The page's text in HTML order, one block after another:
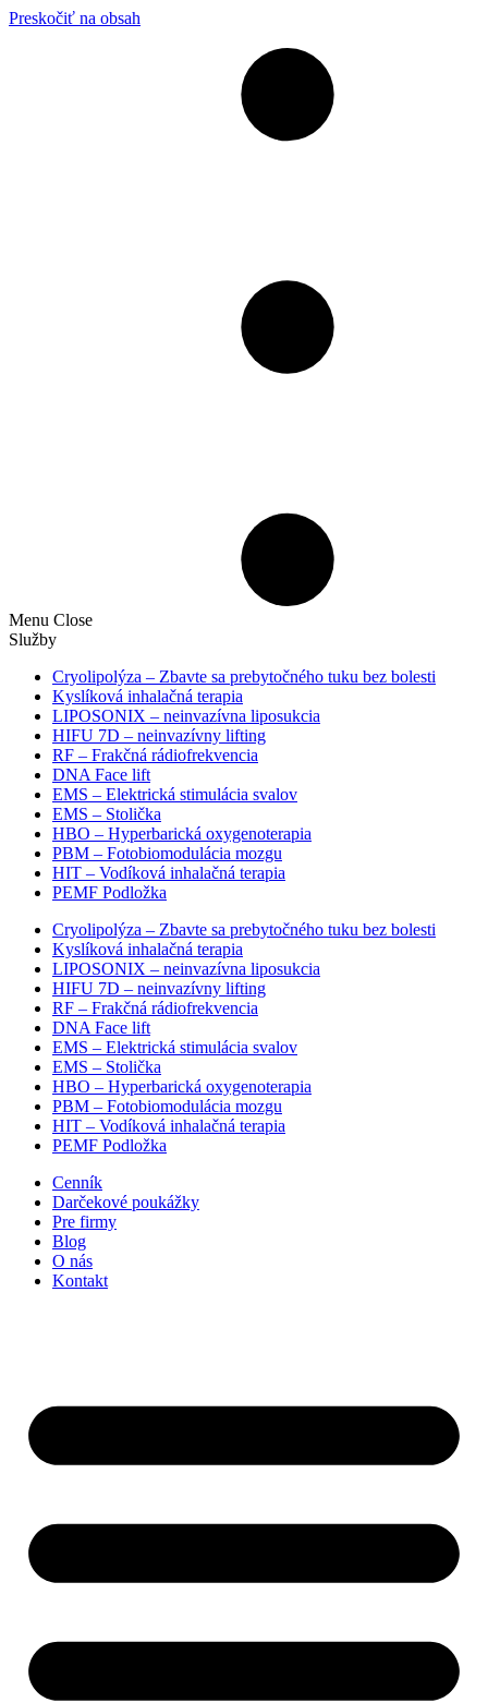
Preskočiť na obsah
Menu Close
Služby
Cryolipolýza – Zbavte sa prebytočného tuku bez bolesti
Kyslíková inhalačná terapia
LIPOSONIX – neinvazívna liposukcia
HIFU 7D – neinvazívny lifting
RF – Frakčná rádiofrekvencia
DNA Face lift
EMS – Elektrická stimulácia svalov
EMS – Stolička
HBO – Hyperbarická oxygenoterapia
PBM – Fotobiomodulácia mozgu​
HIT – Vodíková inhalačná terapia
PEMF Podložka
Cryolipolýza – Zbavte sa prebytočného tuku bez bolesti
Kyslíková inhalačná terapia
LIPOSONIX – neinvazívna liposukcia
HIFU 7D – neinvazívny lifting
RF – Frakčná rádiofrekvencia
DNA Face lift
EMS – Elektrická stimulácia svalov
EMS – Stolička
HBO – Hyperbarická oxygenoterapia
PBM – Fotobiomodulácia mozgu​
HIT – Vodíková inhalačná terapia
PEMF Podložka
Cenník
Darčekové poukážky
Pre firmy
Blog
O nás
Kontakt